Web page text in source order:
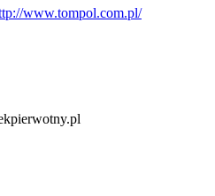
www.tompol.com.pl/